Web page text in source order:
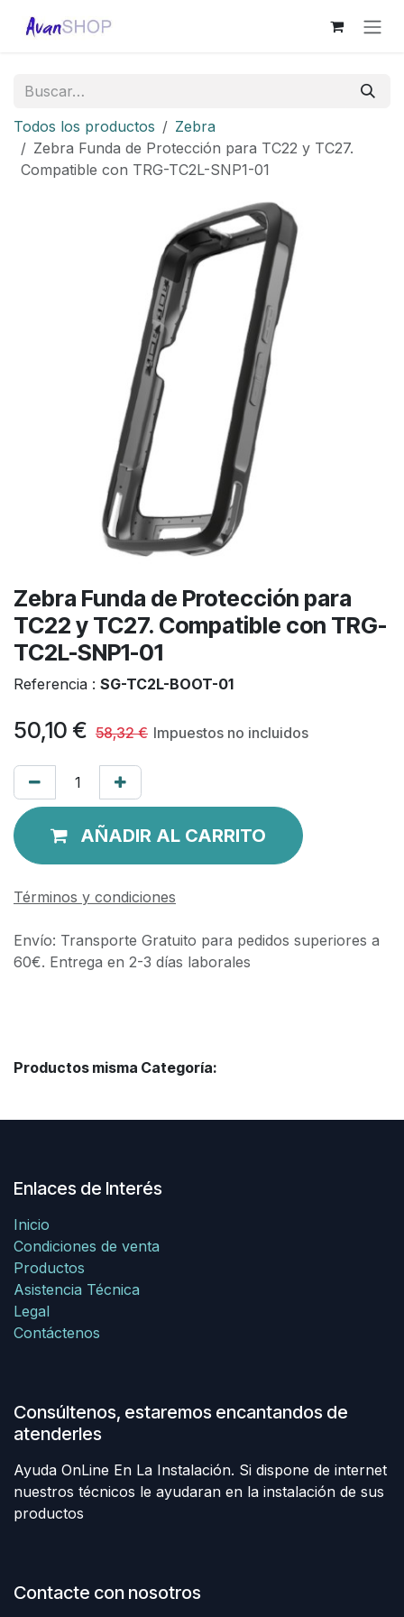
Todos los productos
Zebra
Zebra Funda de Protección para TC22 y TC27.
Compatible con TRG-TC2L-SNP1-01
Zebra Funda de Protección para
TC22 y TC27. Compatible con TRG-
TC2L-SNP1-01
Referencia : SG-TC2L-BOOT-01
50,10 € 58,32€ Impuestos no incluidos
AÑADIR AL CARRITO
Términos y condiciones
Envío: Transporte Gratuito para pedidos superiores a
60€. Entrega en 2-3 días laborales
Productos misma Categoría:
Enlaces de Interés
Inicio
Condiciones de venta
Productos
Asistencia Técnica
Legal
Contáctenos
Consúltenos, estaremos encantandos de
atenderles
Ayuda OnLine En La Instalación. Si dispone de internet
nuestros técnicos le ayudaran en la instalación de sus
productos
Contacte con nosotros